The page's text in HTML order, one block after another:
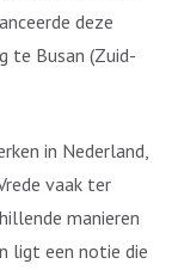
deze
te Busan (Zuid-
in Nederland,
vaak ter
manieren
ligt een notie die